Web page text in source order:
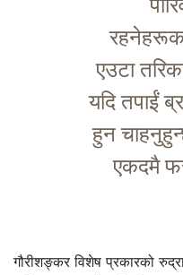
एउटा
यदि तपाईं
हुन
एकदमै
गौरीशङ्कर विशेष प्रकारको